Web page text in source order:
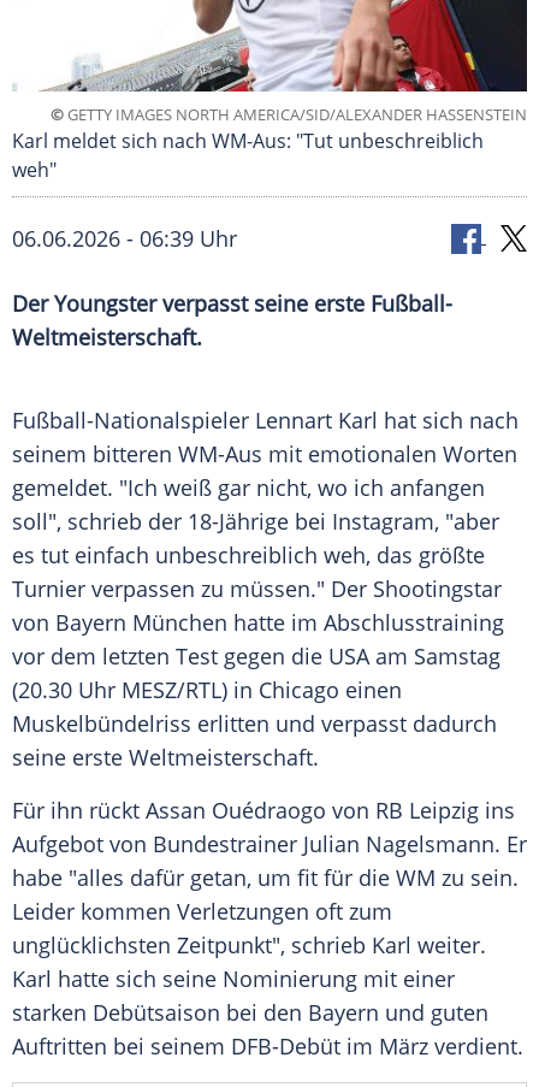
©GETTY IMAGES NORTH AMERICA/SID/ALEXANDER HASSENSTEIN
Karl meldet sich nach WM-Aus: "Tut unbeschreiblich
weh"
06.06.2026 - 06:39 Uhr
Der Youngster verpasst seine erste Fußball-
Weltmeisterschaft.
Fußball-Nationalspieler Lennart Karl hat sich nach
seinem bitteren WM-Aus mit emotionalen Worten
gemeldet. "Ich weiß gar nicht, wo ich anfangen
soll", schrieb der 18-Jährige bei Instagram, "aber
es tut einfach unbeschreiblich weh, das größte
Turnier verpassen zu müssen." Der Shootingstar
von Bayern München hatte im Abschlusstraining
vor dem letzten Test gegen die USA am Samstag
(20.30 Uhr MESZ/RTL) in Chicago einen
Muskelbündelriss erlitten und verpasst dadurch
seine erste Weltmeisterschaft.
Für ihn rückt Assan Ouédraogo von RB Leipzig ins
Aufgebot von Bundestrainer Julian Nagelsmann. Er
habe "alles dafür getan, um fit für die WM zu sein.
Leider kommen Verletzungen oft zum
unglücklichsten Zeitpunkt", schrieb Karl weiter.
Karl hatte sich seine Nominierung mit einer
starken Debütsaison bei den Bayern und guten
Auftritten bei seinem DFB-Debüt im März verdient.